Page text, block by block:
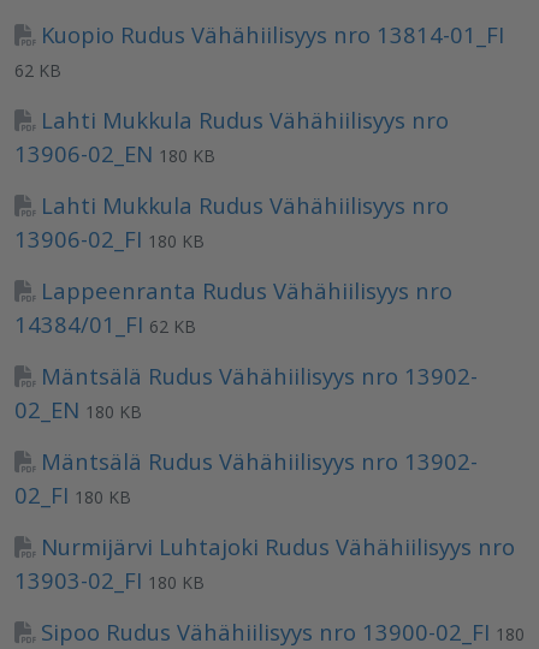
Kuopio Rudus Vähähiilisyys nro 13814-01_FI
62 KB
Lahti Mukkula Rudus Vähähiilisyys nro
13906-02_EN 180 KB
Lahti Mukkula Rudus Vähähiilisyys nro
13906-02_FI 180 KB
Lappeenranta Rudus Vähähiilisyys nro
14384/01_FI 62 KB
Mäntsälä Rudus Vähähiilisyys nro 13902-
02_EN 180 KB
Mäntsälä Rudus Vähähiilisyys nro 13902-
02_FI 180 KB
Nurmijärvi Luhtajoki Rudus Vähähiilisyys nro
13903-02_FI 180 KB
Sipoo Rudus Vähähiilisyys nro 13900-02_FI 180